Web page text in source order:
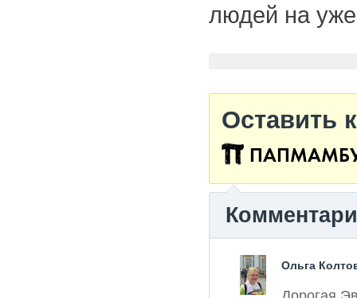
людей на
Оставить
Ольга